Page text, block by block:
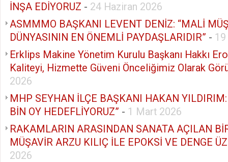
İNŞA EDİYORUZ - 24 Haziran 2026
ASMMMO BAŞKANI LEVENT DENİZ: “MALİ
DÜNYASININ EN ÖNEMLİ PAYDAŞLARIDIR” -
Erklips Makine Yönetim Kurulu Başkanı Hakkı
Kaliteyi, Hizmette Güveni Önceliğimiz Olarak
2026
MHP SEYHAN İLÇE BAŞKANI HAKAN YILDIRIM:
BİN OY HEDEFLİYORUZ” - 1 Mart 2026
RAKAMLARIN ARASINDAN SANATA AÇILAN
MÜŞAVİR ARZU KILIÇ İLE EPOKSİ VE DENGE
2026